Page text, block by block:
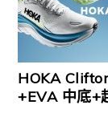
HOKA
+EVA 中底+